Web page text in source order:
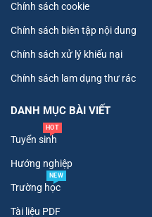
Chính sách cookie
Chính sách biên tập nội dung
Chính sách xử lý khiếu nại
Chính sách lam dụng thư rác
DANH MỤC BÀI VIẾT
Tuyển sinh
HOT
Hướng nghiệp
Trường học
NEW
Tài liệu PDF